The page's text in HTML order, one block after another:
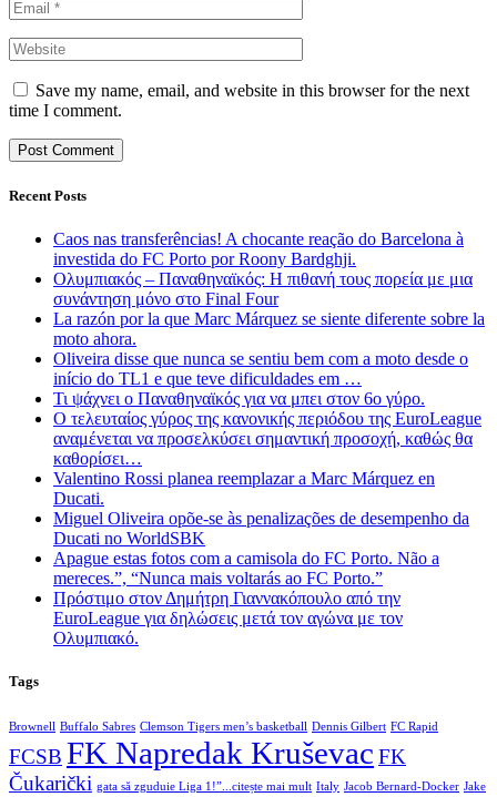
Save my name, email, and website in this browser for the next
time I comment.
Recent Posts
Caos nas transferências! A chocante reação do Barcelona à
investida do FC Porto por Roony Bardghji.
Ολυμπιακός – Παναθηναϊκός: Η πιθανή τους πορεία με μια
συνάντηση μόνο στο Final Four
La razón por la que Marc Márquez se siente diferente sobre la
moto ahora.
Oliveira disse que nunca se sentiu bem com a moto desde o
início do TL1 e que teve dificuldades em …
Τι ψάχνει ο Παναθηναϊκός για να μπει στον 6ο γύρο.
Ο τελευταίος γύρος της κανονικής περιόδου της EuroLeague
αναμένεται να προσελκύσει σημαντική προσοχή, καθώς θα
καθορίσει…
Valentino Rossi planea reemplazar a Marc Márquez en
Ducati.
Miguel Oliveira opõe-se às penalizações de desempenho da
Ducati no WorldSBK
Apague estas fotos com a camisola do FC Porto. Não a
mereces.”, “Nunca mais voltarás ao FC Porto.”
Πρόστιμο στον Δημήτρη Γιαννακόπουλο από την
EuroLeague για δηλώσεις μετά τον αγώνα με τον
Ολυμπιακό.
Tags
Brownell Buffalo Sabres Clemson Tigers men’s basketball Dennis Gilbert FC Rapid
FCSB FK Napredak Kruševac FK
Čukarički gata să zguduie Liga 1!”...citește mai mult Italy Jacob Bernard-Docker Jake